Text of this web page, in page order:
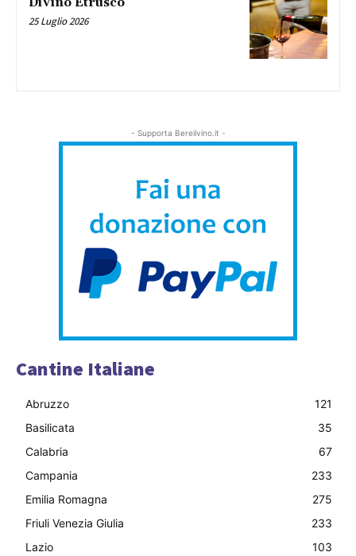
25 Luglio 2026
- Supporta Bereilvino.it -
Cantine Italiane
Abruzzo
121
Basilicata
35
Calabria
67
Campania
233
Emilia Romagna
275
Friuli Venezia Giulia
233
Lazio
103